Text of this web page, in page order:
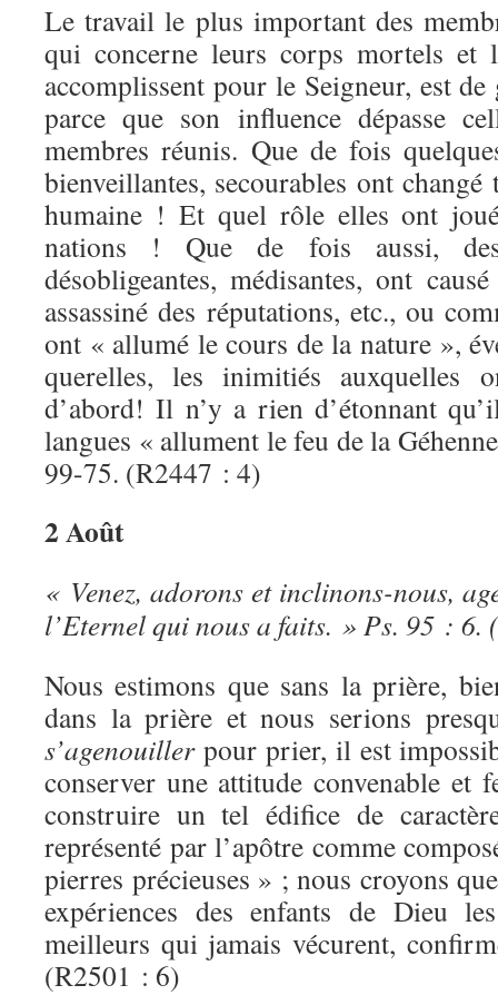
Le travail le plus important des
qui concerne leurs corps mortels et
accomplissent pour le Seigneur, est
parce que son influence dépasse
membres réunis. Que de fois
bienveillantes, secourables ont
humaine ! Et quel rôle elles ont
nations ! Que de fois aussi, des
désobligeantes, médisantes, ont
assassiné des réputations, etc., ou
ont « allumé le cours de la nature »,
querelles, les inimitiés auxquelles
d’abord! Il n’y a rien d’étonnant
langues « allument le feu de la
99-75. (R2447 : 4)
2 Août
« Venez, adorons et inclinons-nous,
l’Eternel qui nous a faits. » Ps. 95 : 6.
Nous estimons que sans la prière,
dans la prière et nous serions
s’agenouillerpour prier, il est
conserver une attitude convenable et
construire un tel édifice de
représenté par l’apôtre comme
pierres précieuses » ; nous croyons
expériences des enfants de Dieu
meilleurs qui jamais vécurent,
(R2501 : 6)